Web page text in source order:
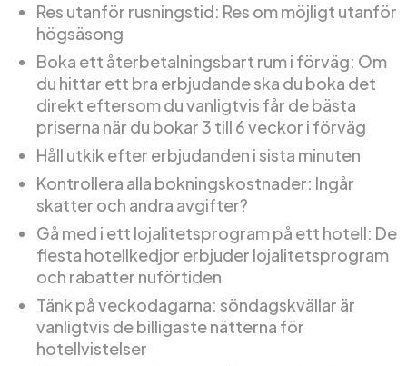
Res utanför rusningstid: Res om möjligt utanför
högsäsong
Boka ett återbetalningsbart rum i förväg: Om
du hittar ett bra erbjudande ska du boka det
direkt eftersom du vanligtvis får de bästa
priserna när du bokar 3 till 6 veckor i förväg
Håll utkik efter erbjudanden i sista minuten
Kontrollera alla bokningskostnader: Ingår
skatter och andra avgifter?
Gå med i ett lojalitetsprogram på ett hotell: De
flesta hotellkedjor erbjuder lojalitetsprogram
och rabatter nuförtiden
Tänk på veckodagarna: söndagskvällar är
vanligtvis de billigaste nätterna för
hotellvistelser